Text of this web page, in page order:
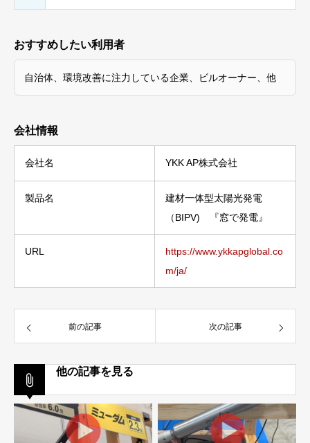
おすすめしたい利用者
自治体、環境改善に注力している企業、ビルオーナー、他
会社情報
会社名 YKK AP株式会社
製品名
建材一体型太陽光発電
（BIPV) 『窓で発電』
URL
https://www.ykkapglobal.co
m/ja/
前の記事 次の記事
他の記事を見る